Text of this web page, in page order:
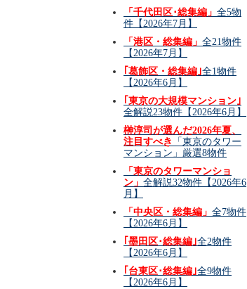
「千代田区･総集編」 全5物
件【2026年7月】
「港区・総集編」 全21物件
【2026年7月】
｢葛飾区・総集編｣全1物件
【2026年6月】
｢東京の大規模マンション｣
全解説23物件【2026年6月】
榊淳司が選んだ2026年夏、
注目すべき
「東京のタワー
マンション」厳選8物件
「東京のタワーマンショ
ン」 全解説32物件【2026年6
月】
「中央区・総集編」 全7物件
【2026年6月】
｢墨田区･総集編｣全2物件
【2026年6月】
｢台東区･総集編｣全9物件
【2026年6月】